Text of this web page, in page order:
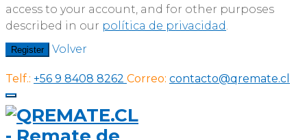
access to your account, and for other purposes
described in our política de privacidad.
Register Volver
Telf.: +56 9 8408 8262 Correo: contacto@qremate.cl